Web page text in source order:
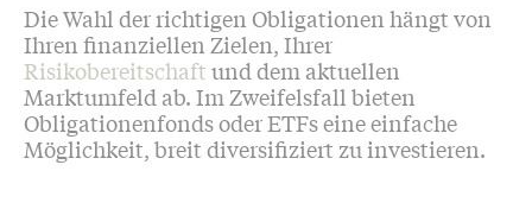
Die Wahl der richtigen Obligationen hängt von
Ihren finanziellen Zielen, Ihrer
Risikobereitschaftund dem aktuellen
Marktumfeld ab. Im Zweifelsfall bieten
Obligationenfonds oder ETFs eine einfache
Möglichkeit, breit diversifiziert zu investieren.